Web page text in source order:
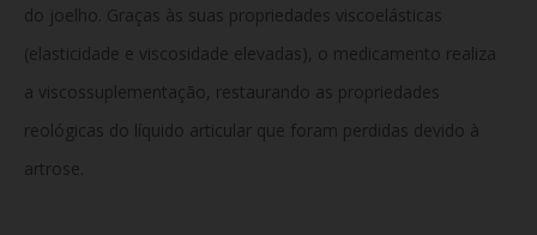
do joelho. Graças às suas propriedades viscoelásticas
(elasticidade e viscosidade elevadas), o medicamento realiza
a viscossuplementação, restaurando as propriedades
reológicas do líquido articular que foram perdidas devido à
artrose.